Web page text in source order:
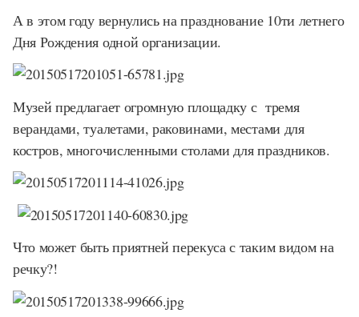
А в этом году вернулись на празднование 10ти летнего
Дня Рождения одной организации.
Музей предлагает огромную площадку с тремя
верандами, туалетами, раковинами, местами для
костров, многочисленными столами для праздников.
Что может быть приятней перекуса с таким видом на
речку?!